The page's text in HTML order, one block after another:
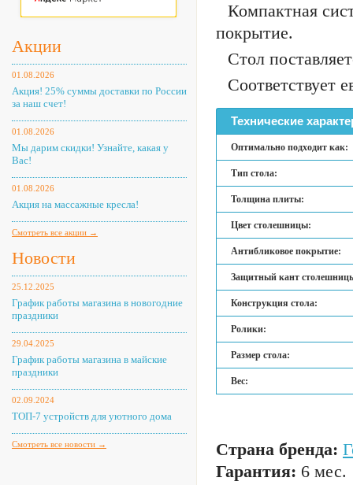
Акции
01.08.2026
Акция! 25% суммы доставки по России
за наш счет!
01.08.2026
Мы дарим скидки! Узнайте, какая у
Вас!
01.08.2026
Акция на массажные кресла!
Смотреть все акции →
Новости
25.12.2025
График работы магазина в новогодние
праздники
29.04.2025
График работы магазина в майские
праздники
02.09.2024
ТОП-7 устройств для уютного дома
Смотреть все новости →
Компактная
покрытие.
Стол
Соответствует
Технические
Оптимально подходит как:
Тип стола:
Толщина плиты:
Цвет столешницы:
Антибликовое покрытие:
Защитный кант
Конструкция стола:
Ролики:
Размер стола:
Вес:
Страна бренда:
Гарантия: 6 мес.